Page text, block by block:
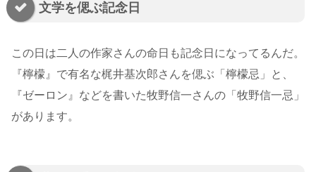
文学を偲ぶ記念日
この日は二人の作家さんの命日も記念日になってるんだ。
『檸檬』で有名な梶井基次郎さんを偲ぶ「檸檬忌」と、
『ゼーロン』などを書いた牧野信一さんの「牧野信一忌」
があります。